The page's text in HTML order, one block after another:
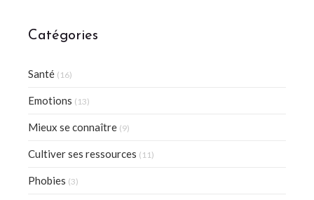
Catégories
Santé (16)
Emotions (13)
Mieux se connaître (9)
Cultiver ses ressources (11)
Phobies (3)